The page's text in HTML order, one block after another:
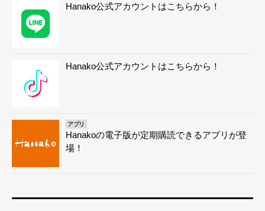
Hanako公式アカウントはこちらから！
Hanako公式アカウントはこちらから！
アプリ
Hanakoの電子版が定期購読できるアプリが登
場！